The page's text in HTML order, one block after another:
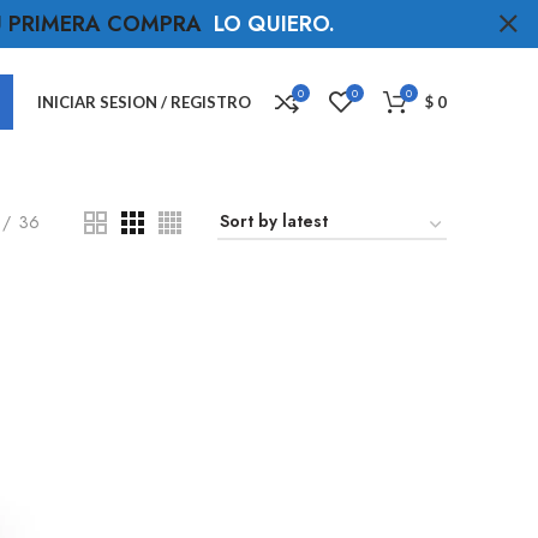
INICIAR SESION / REGISTRO 0 0 0 $ 0
36
COMPRA LO QUIERO.